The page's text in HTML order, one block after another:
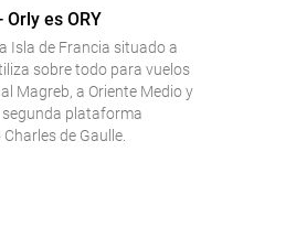
es ORY
Isla de Francia situado a
sobre todo para vuelos
Magreb, a Oriente Medio y
segunda plataforma
de Gaulle.